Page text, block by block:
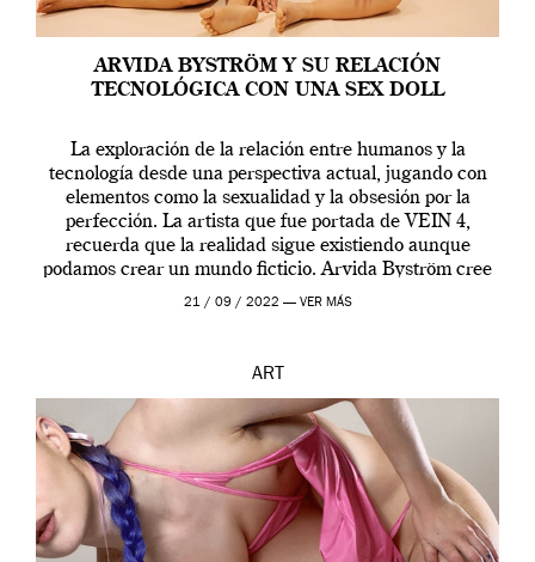
ARVIDA BYSTRÖM Y SU RELACIÓN
TECNOLÓGICA CON UNA SEX DOLL
La exploración de la relación entre humanos y la
tecnología desde una perspectiva actual, jugando con
elementos como la sexualidad y la obsesión por la
perfección. La artista que fue portada de VEIN 4,
recuerda que la realidad sigue existiendo aunque
podamos crear un mundo ficticio. Arvida Byström cree
que los humanos tienen un complejo […]
21 / 09 / 2022 — VER MÁS
ART